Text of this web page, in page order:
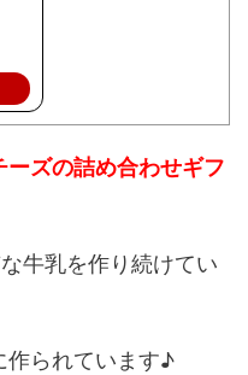
ズの詰め合わせギフ
牛乳を作り続けてい
作られています♪